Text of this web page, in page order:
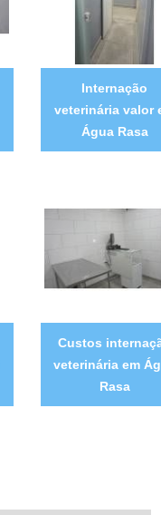
Internação
veterinária valor
Água Rasa
Custos
veterinária em
Rasa